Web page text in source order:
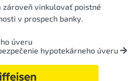
zároveň vinkulovať poistné
v prospech banky.
úveru
hypotekárneho úveru